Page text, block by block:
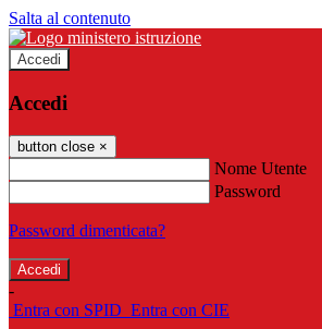
Salta al contenuto
Accedi
Accedi
button close ×
Nome Utente
Password
Password dimenticata?
-
Entra con SPID Entra con CIE